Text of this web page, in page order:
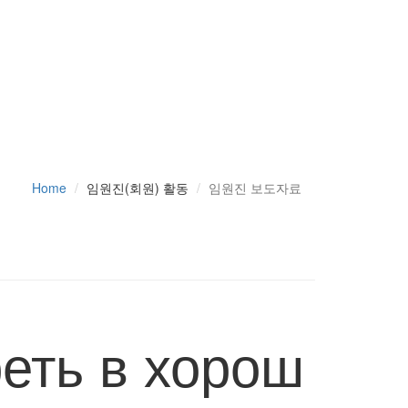
Home 임원진(회원) 활동 임원진 보도자료
в хорош